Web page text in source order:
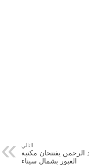
التالي
يفتتحان مكتبة
العبور بشمال سيناء